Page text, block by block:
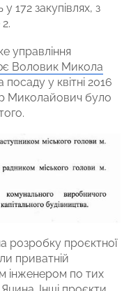
172 закупівлях, з
управління
Воловик Микола
у квітні 2016
Миколайович було
розробку проєктної
приватній
інженером по тих